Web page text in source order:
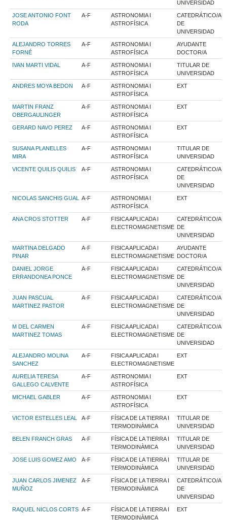
UNIVERSIDAD
JOSE ANTONIO FONT
RODA
A-F
ASTRONOMIA I
ASTROFÍSICA
CATEDRÁTICO/A
DE
UNIVERSIDAD
ALEJANDRO TORRES
FORNÉ
A-F
ASTRONOMIA I
ASTROFÍSICA
AYUDANTE
DOCTOR/A
IVAN MARTI VIDAL A-F
ASTRONOMIA I
ASTROFÍSICA
TITULAR DE
UNIVERSIDAD
ANDRES MOYA BEDON A-F
ASTRONOMIA I
ASTROFÍSICA
EXT
MARTIN FRANZ
OBERGAULINGER
A-F
ASTRONOMIA I
ASTROFÍSICA
EXT
GERARD NAVO PEREZ A-F
ASTRONOMIA I
ASTROFÍSICA
EXT
SUSANA PLANELLES
MIRA
A-F
ASTRONOMIA I
ASTROFÍSICA
TITULAR DE
UNIVERSIDAD
VICENTE QUILIS QUILIS A-F
ASTRONOMIA I
ASTROFÍSICA
CATEDRÁTICO/A
DE
UNIVERSIDAD
NICOLAS SANCHIS GUAL A-F
ASTRONOMIA I
ASTROFÍSICA
EXT
ANA CROS STOTTER A-F
FISICA APLICADA I
ELECTROMAGNETISME
CATEDRÁTICO/A
DE
UNIVERSIDAD
MARTINA DELGADO
PINAR
A-F
FISICA APLICADA I
ELECTROMAGNETISME
AYUDANTE
DOCTOR/A
DANIEL JORGE
ERRANDONEA PONCE
A-F
FISICA APLICADA I
ELECTROMAGNETISME
CATEDRÁTICO/A
DE
UNIVERSIDAD
JUAN PASCUAL
MARTINEZ PASTOR
A-F
FISICA APLICADA I
ELECTROMAGNETISME
CATEDRÁTICO/A
DE
UNIVERSIDAD
M DEL CARMEN
MARTINEZ TOMAS
A-F
FISICA APLICADA I
ELECTROMAGNETISME
CATEDRÁTICO/A
DE
UNIVERSIDAD
ALEJANDRO MOLINA
SANCHEZ
A-F
FISICA APLICADA I
ELECTROMAGNETISME
EXT
AURELIA TERESA
GALLEGO CALVENTE
A-F
ASTRONOMIA I
ASTROFÍSICA
EXT
MICHAEL GABLER A-F
ASTRONOMIA I
ASTROFÍSICA
EXT
VICTOR ESTELLES LEAL A-F
FÍSICA DE LA TIERRA I
TERMODINÀMICA
TITULAR DE
UNIVERSIDAD
BELEN FRANCH GRAS A-F
FÍSICA DE LA TIERRA I
TERMODINÀMICA
TITULAR DE
UNIVERSIDAD
JOSE LUIS GOMEZ AMO A-F
FÍSICA DE LA TIERRA I
TERMODINÀMICA
TITULAR DE
UNIVERSIDAD
JUAN CARLOS JIMENEZ
MUÑOZ
A-F
FÍSICA DE LA TIERRA I
TERMODINÀMICA
CATEDRÁTICO/A
DE
UNIVERSIDAD
RAQUEL NICLOS CORTS A-F
FÍSICA DE LA TIERRA I
TERMODINÀMICA
EXT